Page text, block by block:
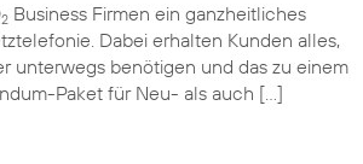
2 Business Firmen ein ganzheitliches
Dabei erhalten Kunden alles,
unterwegs benötigen und das zu einem
Paket für Neu- als auch […]